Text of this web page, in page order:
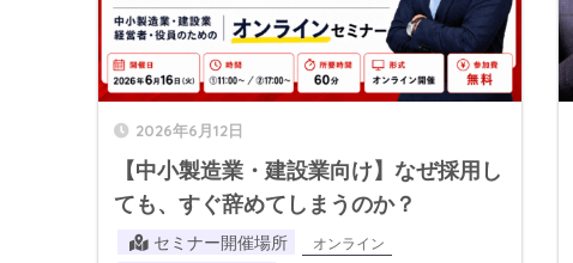
2026年6月12日
【中小製造業・建設業向け】なぜ採用し
ても、すぐ辞めてしまうのか？
セミナー開催場所 オンライン